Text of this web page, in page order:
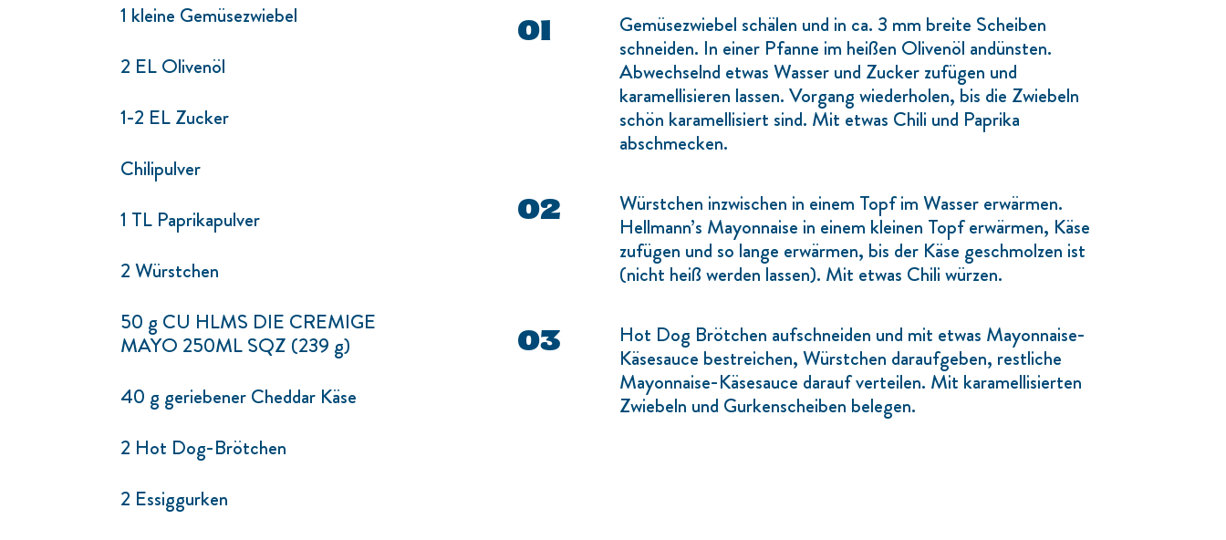
1 kleine Gemüsezwiebel
2 EL Olivenöl
1-2 EL Zucker
Chilipulver
1 TL Paprikapulver
2 Würstchen
50 g CU HLMS DIE CREMIGE
MAYO 250ML SQZ (239 g)
40 g geriebener Cheddar Käse
2 Hot Dog-Brötchen
2 Essiggurken
Gemüsezwiebel schälen und in ca. 3 mm breite Scheiben
schneiden. In einer Pfanne im heißen Olivenöl andünsten.
Abwechselnd etwas Wasser und Zucker zufügen und
karamellisieren lassen. Vorgang wiederholen, bis die Zwiebeln
schön karamellisiert sind. Mit etwas Chili und Paprika
abschmecken.
Würstchen inzwischen in einem Topf im Wasser erwärmen.
Hellmann’s Mayonnaise in einem kleinen Topf erwärmen, Käse
zufügen und so lange erwärmen, bis der Käse geschmolzen ist
(nicht heiß werden lassen). Mit etwas Chili würzen.
Hot Dog Brötchen aufschneiden und mit etwas Mayonnaise-
Käsesauce bestreichen, Würstchen daraufgeben, restliche
Mayonnaise-Käsesauce darauf verteilen. Mit karamellisierten
Zwiebeln und Gurkenscheiben belegen.